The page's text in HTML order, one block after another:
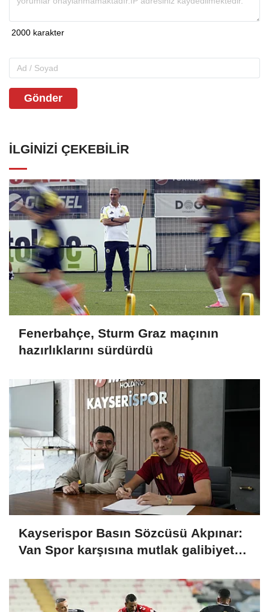
Gönder
İLGINIZI ÇEKEBILIR
Fenerbahçe, Sturm Graz maçının
hazırlıklarını sürdürdü
Kayserispor Basın Sözcüsü Akpınar:
Van Spor karşısına mutlak galibiyet